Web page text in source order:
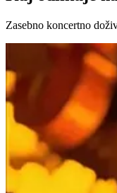
Zasebno koncertno